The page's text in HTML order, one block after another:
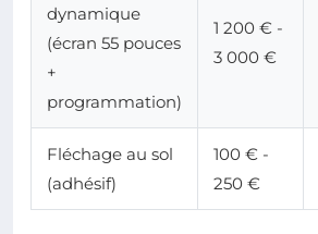
dynamique
(écran 55 pouces
+
programmation)
1 200 € -
3 000 €
Fléchage au sol
(adhésif)
100 € -
250 €